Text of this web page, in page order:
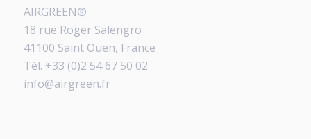
AIRGREEN®
18 rue Roger Salengro
41100 Saint Ouen, France
Tél. +33 (0)2 54 67 50 02
info@airgreen.fr